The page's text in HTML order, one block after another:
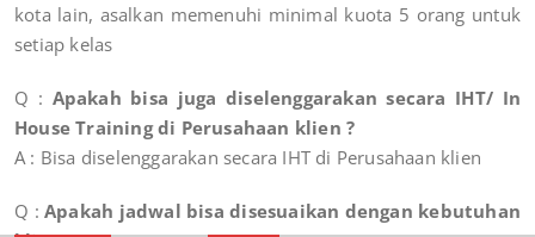
kota lain, asalkan memenuhi minimal kuota 5 orang untuk
setiap kelas
Q : Apakah bisa juga diselenggarakan secara IHT/ In
House Training di Perusahaan klien ?
A : Bisa diselenggarakan secara IHT di Perusahaan klien
Q :Apakah jadwal bisa disesuaikan dengan kebutuhan